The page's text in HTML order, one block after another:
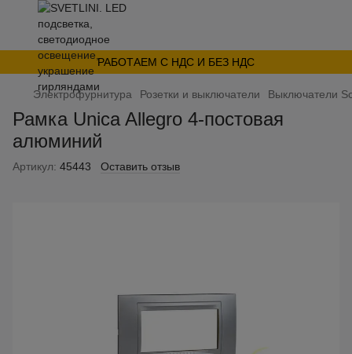
РАБОТАЕМ С НДС И БЕЗ НДС
Электрофурнитура Розетки и выключатели Выключатели
Рамка Unica Allegro 4-постовая
алюминий
Артикул: 45443 Оставить отзыв